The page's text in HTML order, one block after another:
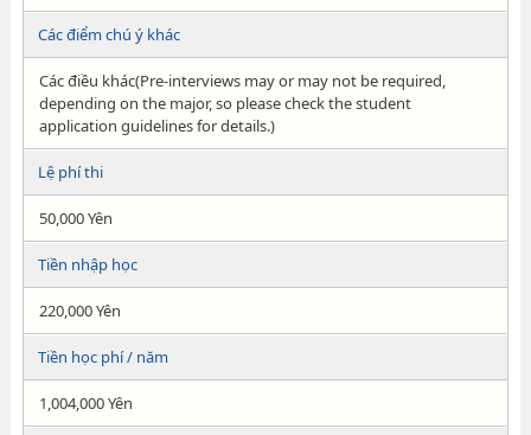
Các điểm chú ý khác
Các điều khác(Pre-interviews may or may not be required,
depending on the major, so please check the student
application guidelines for details.)
Lệ phí thi
50,000 Yên
Tiền nhập học
220,000 Yên
Tiền học phí / năm
1,004,000 Yên